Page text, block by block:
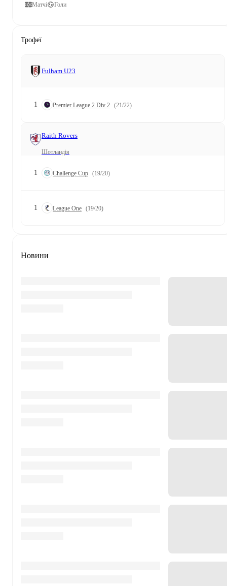
Матчі Голи
Трофеї
Fulham U23
1 Premier League 2 Div 2 (21/22)
Raith Rovers
Шотландія
1 Challenge Cup (19/20)
1 League One (19/20)
Новини